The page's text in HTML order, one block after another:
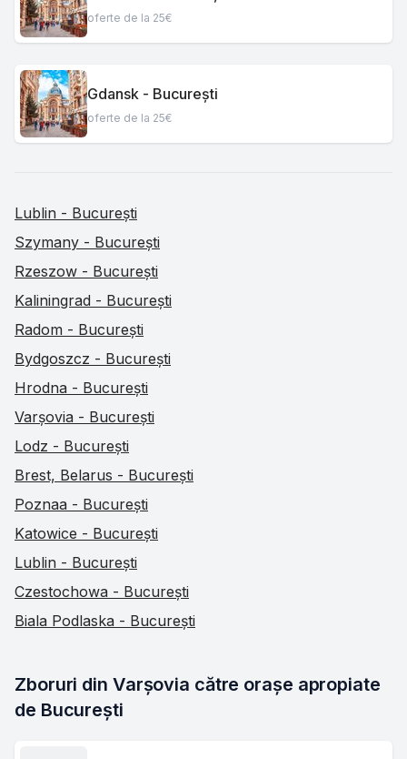
oferte de la 25€
Gdansk - București
oferte de la 25€
Lublin - București
Szymany - București
Rzeszow - București
Kaliningrad - București
Radom - București
Bydgoszcz - București
Hrodna - București
Varșovia - București
Lodz - București
Brest, Belarus - București
Poznaa - București
Katowice - București
Lublin - București
Czestochowa - București
Biala Podlaska - București
Zboruri din Varșovia către orașe apropiate
de București